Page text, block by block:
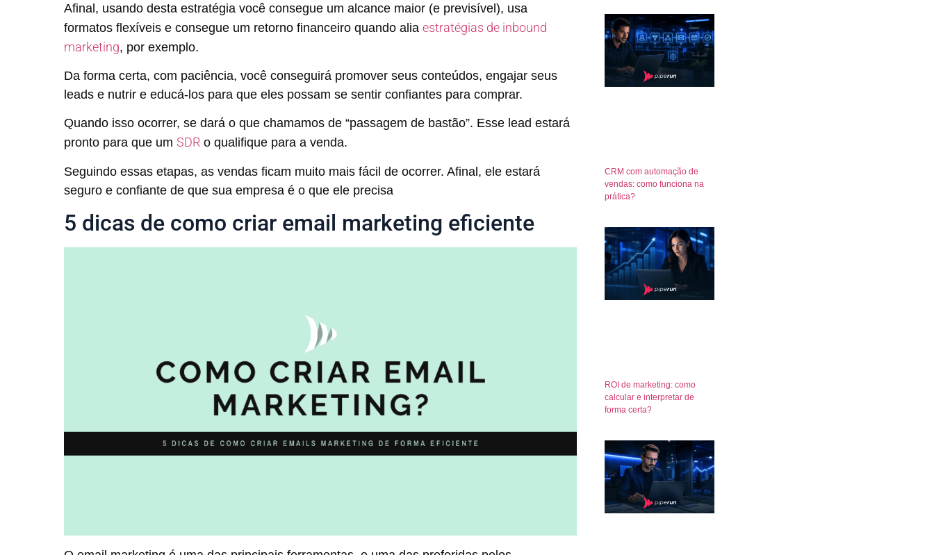
Afinal, usando desta estratégia você consegue um alcance maior (e previsível), usa
formatos flexíveis e consegue um retorno financeiro quando alia estratégias de inbound
marketing, por exemplo.
Da forma certa, com paciência, você conseguirá promover seus conteúdos, engajar seus
leads e nutrir e educá-los para que eles possam se sentir confiantes para comprar.
Quando isso ocorrer, se dará o que chamamos de “passagem de bastão”. Esse lead estará
pronto para que um SDR o qualifique para a venda.
Seguindo essas etapas, as vendas ficam muito mais fácil de ocorrer. Afinal, ele estará
seguro e confiante de que sua empresa é o que ele precisa
5 dicas de como criar email marketing eficiente
CRM com automação de
vendas: como funciona na
prática?
ROI de marketing: como
calcular e interpretar de
forma certa?